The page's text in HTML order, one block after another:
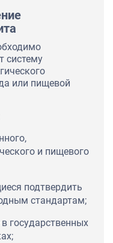
систему
или пищевой
и пищевого
подтвердить
стандартам;
государственных